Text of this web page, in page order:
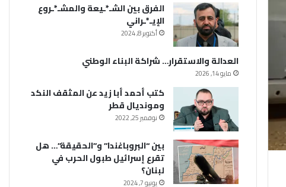
الفرق بين الشـ*ـيعة والمشـ*ـروع
الإيـ*ـراني
أكتوبر 8, 2024
العدالة والاستقرار… شراكة البناء الوطني
مايو 14, 2026
كتب أحمد أبا زيد عن المثقف النكد
ومونديال قطر
نوفمبر 25, 2022
بين “البروباغندا” و”الحقيقة”… هل
تقرع إسرائيل طبول الحرب في
لبنان؟
يونيو 7, 2024